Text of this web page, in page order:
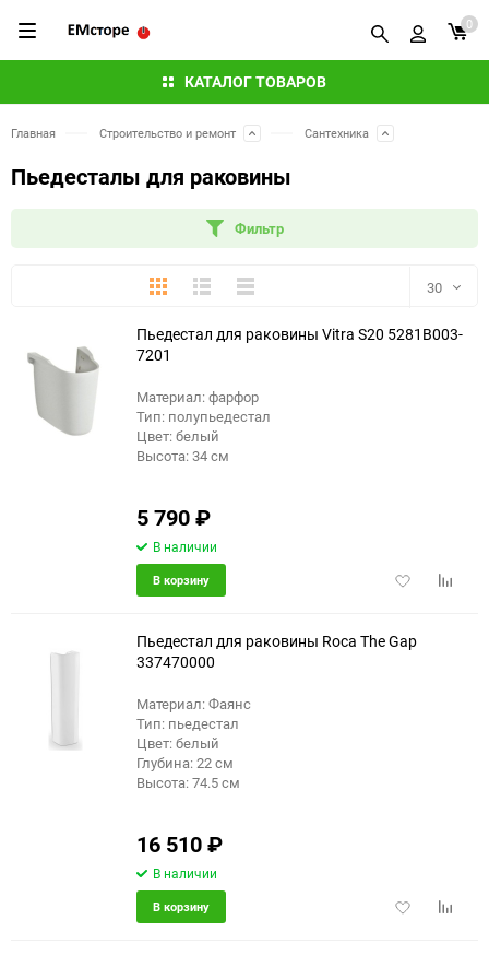
КАТАЛОГ ТОВАРОВ
0
Главная Строительство и ремонт Сантехника
Пьедесталы для раковины
Фильтр
ПлиткаПодробноКомпактно 30
30
Пьедестал для раковины Vitra S20 5281B003-
7201
Материал: фарфор
Тип: полупьедестал
Цвет: белый
Высота: 34 см
5 790₽
В наличии
Добавить
В корзину
Пьедестал для раковины Roca The Gap
337470000
Материал: Фаянс
Тип: пьедестал
Цвет: белый
Глубина: 22 см
Высота: 74.5 см
16 510₽
В наличии
Добавить
В корзину